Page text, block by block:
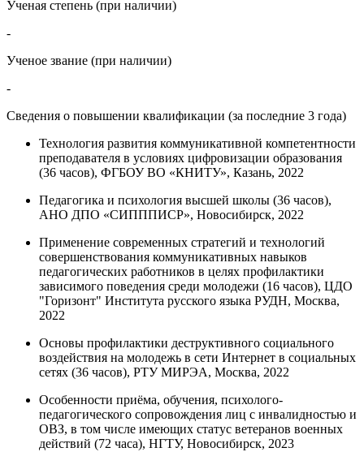
Ученая степень (при наличии)
-
Ученое звание (при наличии)
-
Сведения о повышении квалификации (за последние 3 года)
Технология развития коммуникативной компетентности
преподавателя в условиях цифровизации образования
(36 часов), ФГБОУ ВО «КНИТУ», Казань, 2022
Педагогика и психология высшей школы (36 часов),
АНО ДПО «СИПППИСР», Новосибирск, 2022
Применение современных стратегий и технологий
совершенствования коммуникативных навыков
педагогических работников в целях профилактики
зависимого поведения среди молодежи (16 часов), ЦДО
"Горизонт" Института русского языка РУДН, Москва,
2022
Основы профилактики деструктивного социального
воздействия на молодежь в сети Интернет в социальных
сетях (36 часов), РТУ МИРЭА, Москва, 2022
Особенности приёма, обучения, психолого-
педагогического сопровождения лиц с инвалидностью и
ОВЗ, в том числе имеющих статус ветеранов военных
действий (72 часа), НГТУ, Новосибирск, 2023